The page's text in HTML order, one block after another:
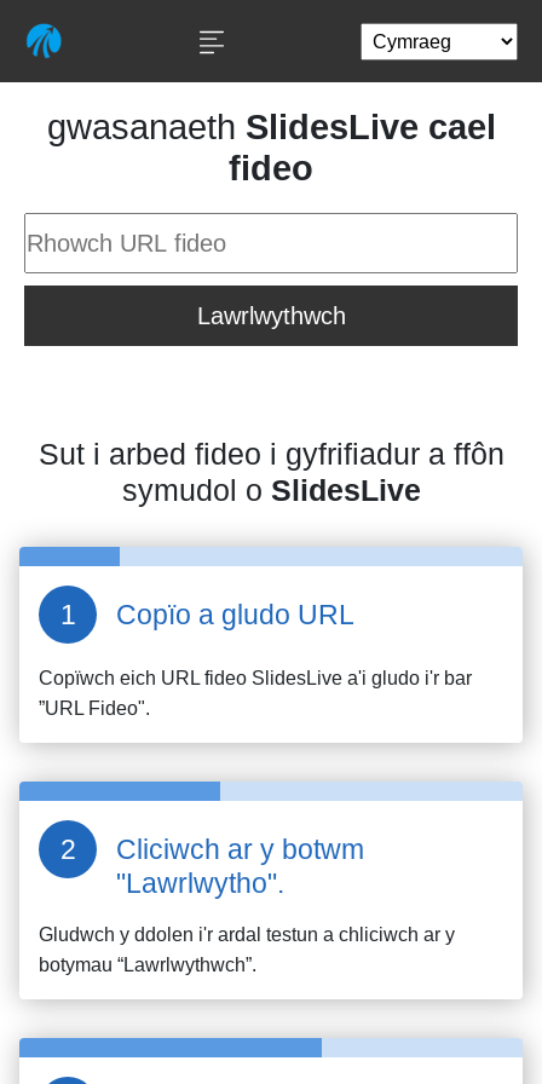
gwasanaeth SlidesLive cael
fideo
Lawrlwythwch
Sut i arbed fideo i gyfrifiadur a ffôn
symudol o SlidesLive
Copïo a gludo URL
Copïwch eich URL fideo SlidesLive a'i gludo i'r bar
”URL Fideo".
Cliciwch ar y botwm
"Lawrlwytho".
Gludwch y ddolen i'r ardal testun a chliciwch ar y
botymau “Lawrlwythwch”.